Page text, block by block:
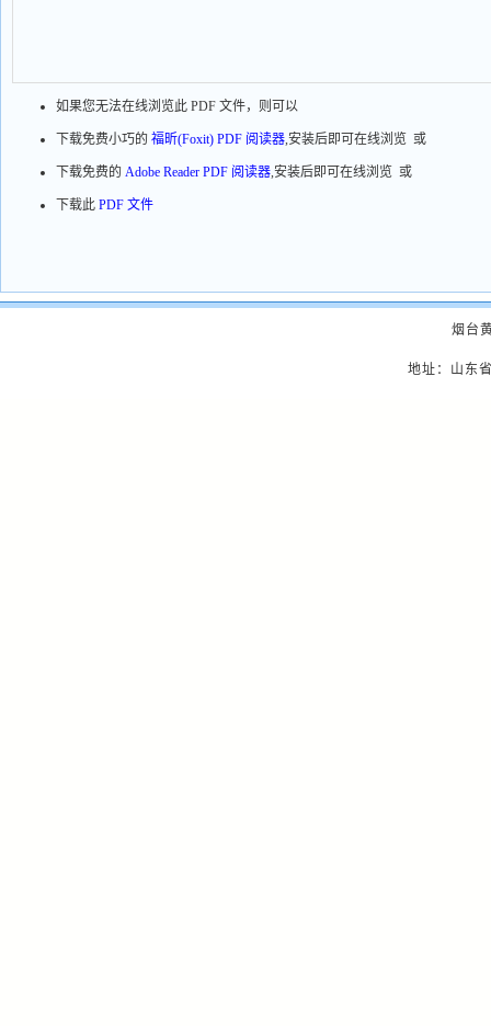
如果您无法在线浏览此 PDF 文件，则可以
下载免费小巧的 福昕(Foxit) PDF 阅读器,安装后即可在线浏览 或
下载免费的 Adobe Reader PDF 阅读器,安装后即可在线浏览 或
下载此 PDF 文件
烟台
地址：山东